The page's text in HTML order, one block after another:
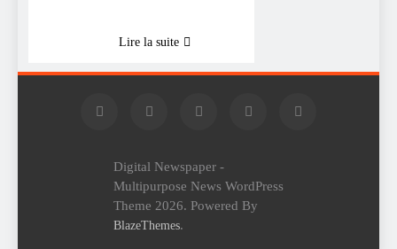
Lire la suite
Digital Newspaper -
Multipurpose News WordPress
Theme 2026. Powered By
BlazeThemes.